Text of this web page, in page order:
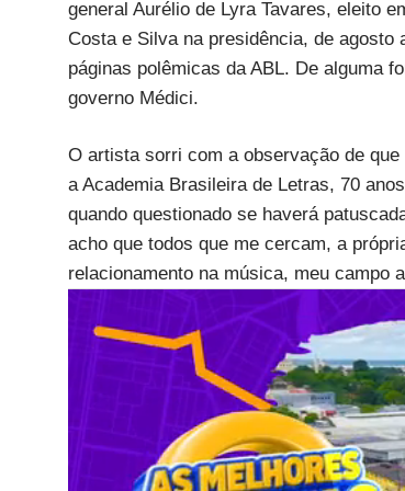
general Aurélio de Lyra Tavares, eleito
Costa e Silva na presidência, de agosto
páginas polêmicas da ABL. De alguma
governo Médici.
O artista sorri com a observação de
a Academia Brasileira de Letras, 70
quando questionado se haverá
acho que todos que me cercam, a
relacionamento na música, meu campo